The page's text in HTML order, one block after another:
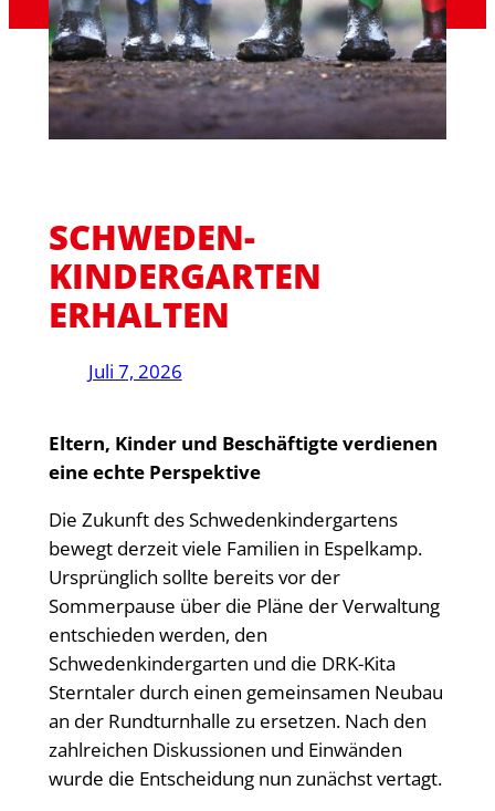
SCHWEDEN-
KINDERGARTEN
ERHALTEN
Juli 7, 2026
Eltern, Kinder und Beschäftigte verdienen
eine echte Perspektive
Die Zukunft des Schwedenkindergartens
bewegt derzeit viele Familien in Espelkamp.
Ursprünglich sollte bereits vor der
Sommerpause über die Pläne der Verwaltung
entschieden werden, den
Schwedenkindergarten und die DRK-Kita
Sterntaler durch einen gemeinsamen Neubau
an der Rundturnhalle zu ersetzen. Nach den
zahlreichen Diskussionen und Einwänden
wurde die Entscheidung nun zunächst vertagt.